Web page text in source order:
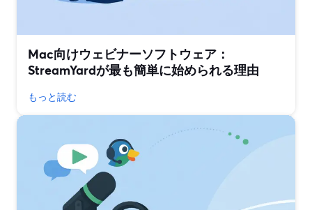
Mac向けウェビナーソフトウェア：
StreamYardが最も簡単に始められる理由
もっと読む